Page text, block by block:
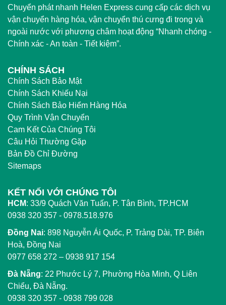
Chuyển phát nhanh Helen Express cung cấp các dịch vụ
vận chuyển hàng hóa, vận chuyển thú cưng đi trong và
ngoài nước với phương châm hoạt động “Nhanh chóng -
Chính xác - An toàn - Tiết kiệm”.
CHÍNH SÁCH
Chính Sách Bảo Mật
Chính Sách Khiếu Nại
Chính Sách Bảo Hiểm Hàng Hóa
Quy Trình Vận Chuyển
Cam Kết Của Chúng Tôi
Câu Hỏi Thường Gặp
Bản Đồ Chỉ Đường
Sitemaps
KẾT NỐI VỚI CHÚNG TÔI
HCM: 33/9 Quách Văn Tuấn, P. Tân Bình, TP.HCM
0938 320 357 - 0978.518.976
Đồng Nai: 898 Nguyễn Ái Quốc, P. Trảng Dài, TP. Biên
Hoà, Đồng Nai
0977 658 272 – 0938 917 154
Đà Nẵng: 22 Phước Lý 7, Phường Hòa Minh, Q Liên
Chiểu, Đà Nẵng.
0938 320 357 - 0938 799 028